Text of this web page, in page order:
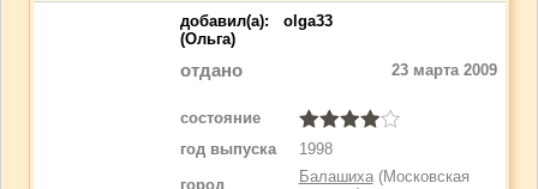
добавил(a): olga33
(Ольга)
отдано 23 марта 2009
состояние
год выпуска
1998
город
Балашиха(Московская